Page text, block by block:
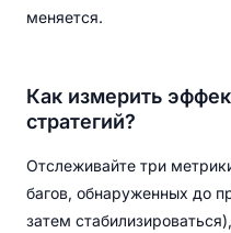
меняется.
Как измерить
стратегий?
Отслеживайте три
багов, обнаруженных до
затем